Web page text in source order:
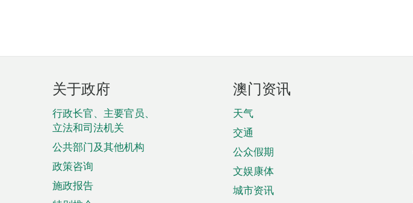
页
脚
菜
单
关于政府
行政长官、主要官员、
立法和司法机关
公共部门及其他机构
政策咨询
施政报告
澳门资讯
天气
交通
公众假期
文娱康体
城市资讯